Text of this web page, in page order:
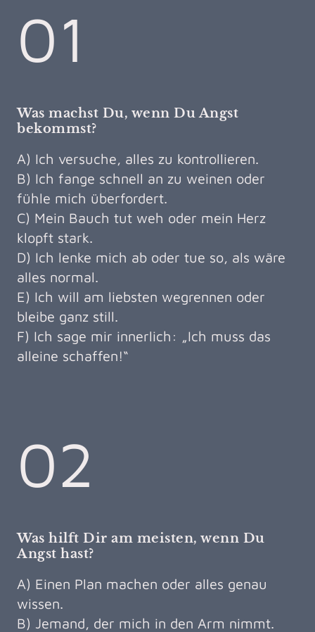
01
Was machst Du, wenn Du Angst
bekommst?
A) Ich versuche, alles zu kontrollieren.
B) Ich fange schnell an zu weinen oder
fühle mich überfordert.
C) Mein Bauch tut weh oder mein Herz
klopft stark.
D) Ich lenke mich ab oder tue so, als wäre
alles normal.
E) Ich will am liebsten wegrennen oder
bleibe ganz still.
F) Ich sage mir innerlich: „Ich muss das
alleine schaffen!“
02
Was hilft Dir am meisten, wenn Du
Angst hast?
A) Einen Plan machen oder alles genau
wissen.
B) Jemand, der mich in den Arm nimmt.